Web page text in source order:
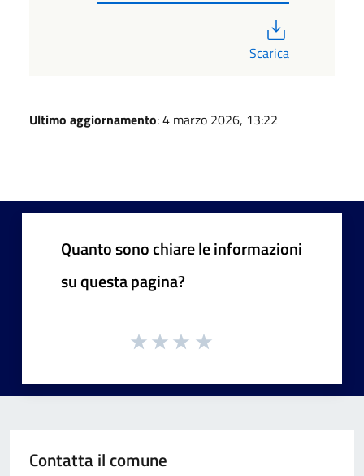
Scarica
Ultimo aggiornamento: 4 marzo 2026, 13:22
Quanto sono chiare le informazioni
su questa pagina?
Contatta il comune